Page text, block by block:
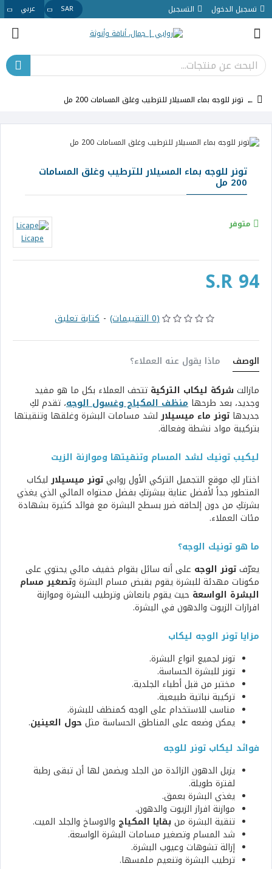
تسجيل الدخول التسجيل SAR عربي
تونر للوجه بماء المسيلار للترطيب وغلق المسامات 200 مل
تونر للوجه بماء المسيلار للترطيب وغلق المسامات
200 مل
(0 التقييمات) - كتابة تعليق
S.R 94
متوفر
Licape
الوصف
ماذا يقول عنه العملاء؟
مازالت شركة ليكاب التركية تتحف العملاء بكل ما هو مفيد
وجديد، بعد طرحها منظف المكياج وغسول الوجه، تقدم لكِ
جديدها تونر ماء ميسيلارلشد مسامات البشرة وغلقها وتنقيتها
بتركيبة مواد نشطة وفعالة.
ليكيب تونيك لشد المسام وتنقيتها وموازنة الزيت
اختار لكِ موقع التجميل التركي الأول روابيتونر ميسيلارليكاب
المتطور جداً لأفضل عناية ببشرتكِ بفضل محتواه المائي الذي يغذي
بشرتكِ من دون إلحاقه ضرر بسطح البشرة مع فوائد كثيرة بشهادة
مئات العملاء.
ما هو تونيك الوجه؟
يعرّفتونر الوجه على أنه سائل بقوام خفيف مائي يحتوي على
مكونات مهدئة للبشرة يقوم بقبض مسام البشرة وتصغير مسام
البشرة الواسعة حيث يقوم بانعاش وترطيب البشرة وموازنة
افرازات الزيوت والدهون في البشرة.
مزايا تونر الوجه ليكاب
تونر لجميع انواع البشرة.
تونر للبشرة الحساسة.
مختبر من قبل أطباء الجلدية.
تركيبة نباتية طبيعية.
مناسب للاستخدام على الوجه كمنظف للبشرة.
يمكن وضعه على المناطق الحساسة مثل حول العينين.
فوائد ليكاب تونر للوجه
يزيل الدهون الزائدة من الجلد ويضمن لها أن تبقى رطبة
لفترة طويلة.
يغذي البشرة بعمق.
موازنة افراز الزيوت والدهون.
تنقية البشرة من بقايا المكياج والاوساخ والجلد الميت.
شد المسام وتصغير مسامات البشرة الواسعة.
إزالة تشوهات وعيوب البشرة.
ترطيب البشرة وتنعيم ملمسها.